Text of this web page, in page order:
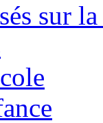
sur